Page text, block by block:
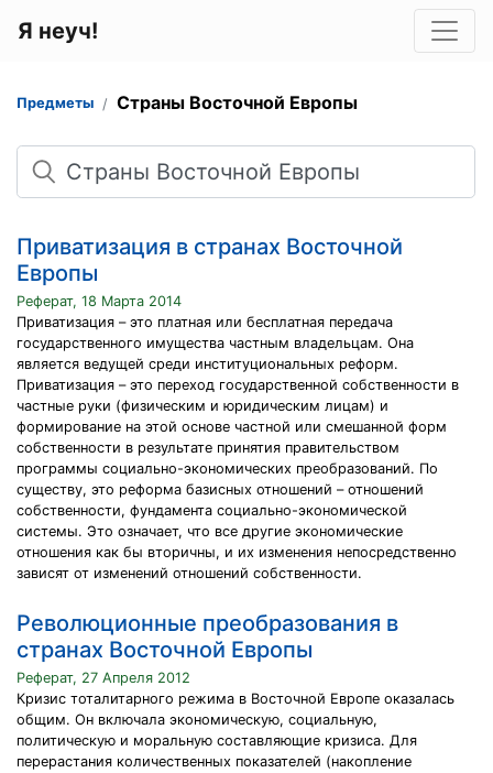
Я неуч!
Предметы Страны Восточной Европы
Поиск
Приватизация в странах Восточной
Европы
Реферат, 18 Марта 2014
Приватизация – это платная или бесплатная передача
государственного имущества частным владельцам. Она
является ведущей среди институциональных реформ.
Приватизация – это переход государственной собственности в
частные руки (физическим и юридическим лицам) и
формирование на этой основе частной или смешанной форм
собственности в результате принятия правительством
программы социально-экономических преобразований. По
существу, это реформа базисных отношений – отношений
собственности, фундамента социально-экономической
системы. Это означает, что все другие экономические
отношения как бы вторичны, и их изменения непосредственно
зависят от изменений отношений собственности.
Революционные преобразования в
странах Восточной Европы
Реферат, 27 Апреля 2012
Кризис тоталитарного режима в Восточной Европе оказалась
общим. Он включала экономическую, социальную,
политическую и моральную составляющие кризиса. Для
перерастания количественных показателей (накопление